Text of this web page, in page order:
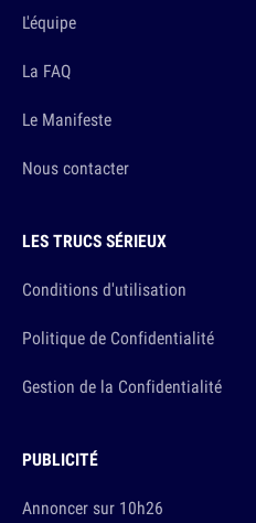
L'équipe
La FAQ
Le Manifeste
Nous contacter
LES TRUCS SÉRIEUX
Conditions d'utilisation
Politique de Confidentialité
Gestion de la Confidentialité
PUBLICITÉ
Annoncer sur 10h26